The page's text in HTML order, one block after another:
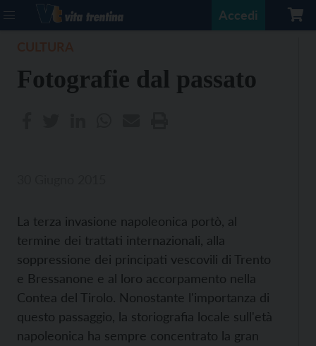
Accedi
Fotografie dal passato
La terza invasione napoleonica portò, al
termine dei trattati internazionali, alla
soppressione dei principati vescovili di Trento
e Bressanone e al loro accorpamento nella
Contea del Tirolo. Nonostante l'importanza di
questo passaggio, la storiografia locale sull'età
napoleonica ha sempre concentrato la gran